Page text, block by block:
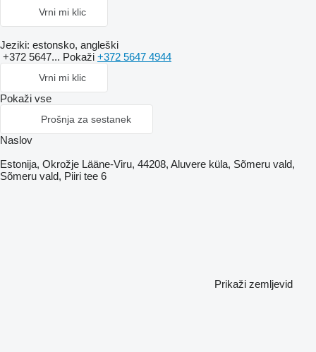
Vrni mi klic
Jeziki: estonsko, angleški
+372 5647... Pokaži +372 5647 4944
Vrni mi klic
Pokaži vse
Prošnja za sestanek
Naslov
Estonija, Okrožje Lääne-Viru, 44208, Aluvere küla, Sõmeru vald,
Sõmeru vald, Piiri tee 6
Prikaži zemljevid